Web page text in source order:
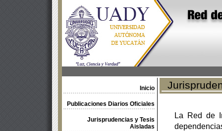
Inicio
Publicaciones Diarios Oficiales
Jurisprudencias y Tesis
Aisladas
La Red de